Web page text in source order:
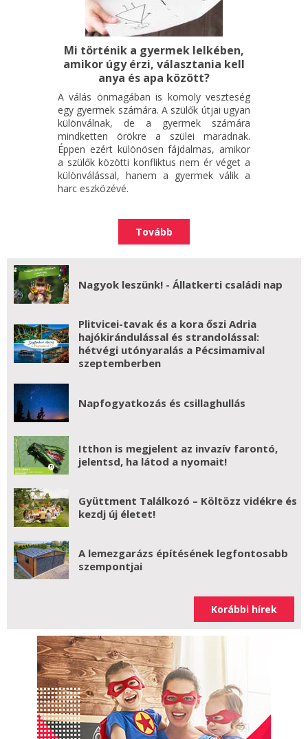
Mi történik a gyermek lelkében,
amikor úgy érzi, választania kell
anya és apa között?
A válás önmagában is komoly veszteség
egy gyermek számára. A szülők útjai ugyan
különválnak, de a gyermek számára
mindketten örökre a szülei maradnak.
Éppen ezért különösen fájdalmas, amikor
a szülők közötti konfliktus nem ér véget a
különválással, hanem a gyermek válik a
harc eszközévé.
Tovább
Nagyok leszünk! - Állatkerti családi nap
Plitvicei-tavak és a kora őszi Adria
hajókirándulással és strandolással:
hétvégi utónyaralás a Pécsimamival
szeptemberben
Napfogyatkozás és csillaghullás
Itthon is megjelent az invazív farontó,
jelentsd, ha látod a nyomait!
Gyüttment Találkozó – Költözz vidékre és
kezdj új életet!
A lemezgarázs építésének legfontosabb
szempontjai
Korábbi hírek